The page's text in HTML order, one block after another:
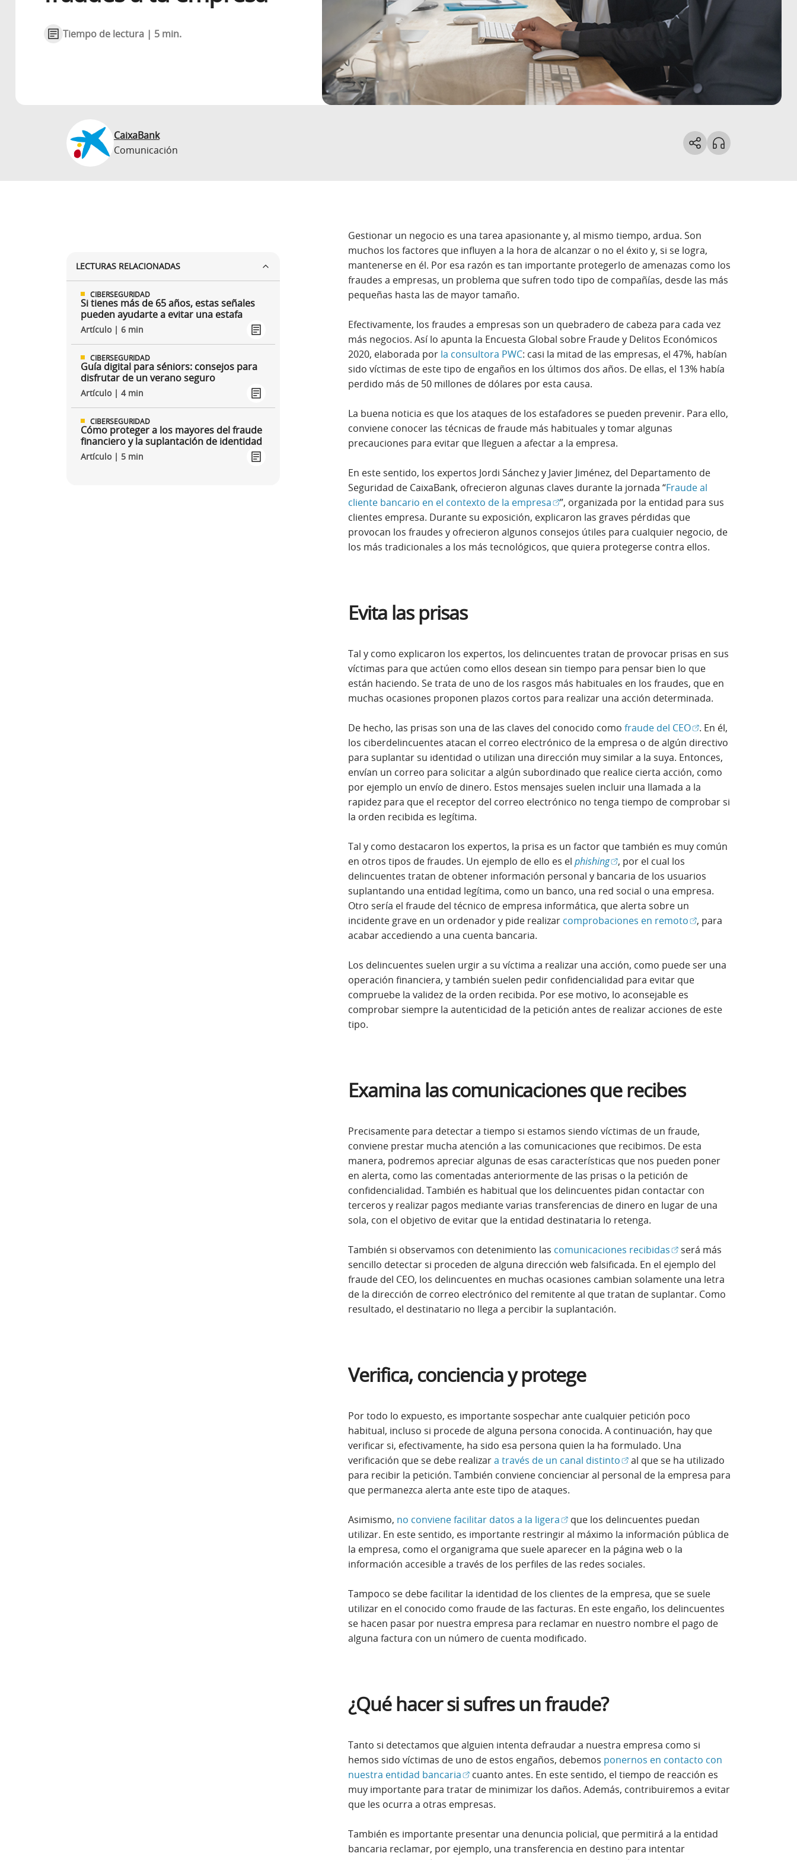
Tiempo de lectura | 5 min.
CaixaBank
Comunicación
LECTURAS RELACIONADAS
CIBERSEGURIDAD
Si tienes más de 65 años, estas señales
pueden ayudarte a evitar una estafa
Artículo | 6 min
CIBERSEGURIDAD
Guía digital para séniors: consejos para
disfrutar de un verano seguro
Artículo | 4 min
CIBERSEGURIDAD
Cómo proteger a los mayores del fraude
financiero y la suplantación de identidad
Artículo | 5 min
Gestionar un negocio es una tarea apasionante y, al mismo tiempo, ardua. Son
muchos los factores que influyen a la hora de alcanzar o no el éxito y, si se logra,
mantenerse en él. Por esa razón es tan importante protegerlo de amenazas como los
fraudes a empresas, un problema que sufren todo tipo de compañías, desde las más
pequeñas hasta las de mayor tamaño.
Efectivamente, los fraudes a empresas son un quebradero de cabeza para cada vez
más negocios. Así lo apunta la Encuesta Global sobre Fraude y Delitos Económicos
2020, elaborada por la consultora PWC: casi la mitad de las empresas, el 47%, habían
sido víctimas de este tipo de engaños en los últimos dos años. De ellas, el 13% había
perdido más de 50 millones de dólares por esta causa.
La buena noticia es que los ataques de los estafadores se pueden prevenir. Para ello,
conviene conocer las técnicas de fraude más habituales y tomar algunas
precauciones para evitar que lleguen a afectar a la empresa.
En este sentido, los expertos Jordi Sánchez y Javier Jiménez, del Departamento de
Seguridad de CaixaBank, ofrecieron algunas claves durante la jornada “Fraude al
cliente bancario en el contexto de la empresa(Abrir en ventana nueva)
”, organizada por la entidad para sus
clientes empresa. Durante su exposición, explicaron las graves pérdidas que
provocan los fraudes y ofrecieron algunos consejos útiles para cualquier negocio, de
los más tradicionales a los más tecnológicos, que quiera protegerse contra ellos.
Evita las prisas
Tal y como explicaron los expertos, los delincuentes tratan de provocar prisas en sus
víctimas para que actúen como ellos desean sin tiempo para pensar bien lo que
están haciendo. Se trata de uno de los rasgos más habituales en los fraudes, que en
muchas ocasiones proponen plazos cortos para realizar una acción determinada.
De hecho, las prisas son una de las claves del conocido como fraude del CEO(Abrir en ventana
. En él,
los ciberdelincuentes atacan el correo electrónico de la empresa o de algún directivo
para suplantar su identidad o utilizan una dirección muy similar a la suya. Entonces,
envían un correo para solicitar a algún subordinado que realice cierta acción, como
por ejemplo un envío de dinero. Estos mensajes suelen incluir una llamada a la
rapidez para que el receptor del correo electrónico no tenga tiempo de comprobar si
la orden recibida es legítima.
Tal y como destacaron los expertos, la prisa es un factor que también es muy común
en otros tipos de fraudes. Un ejemplo de ello es el phishing(Abrir en ventana nueva)
, por el cual los
delincuentes tratan de obtener información personal y bancaria de los usuarios
suplantando una entidad legítima, como un banco, una red social o una empresa.
Otro sería el fraude del técnico de empresa informática, que alerta sobre un
incidente grave en un ordenador y pide realizar comprobaciones en remoto(Abrir en ventana
, para
acabar accediendo a una cuenta bancaria.
Los delincuentes suelen urgir a su víctima a realizar una acción, como puede ser una
operación financiera, y también suelen pedir confidencialidad para evitar que
compruebe la validez de la orden recibida. Por ese motivo, lo aconsejable es
comprobar siempre la autenticidad de la petición antes de realizar acciones de este
tipo.
Examina las comunicaciones que recibes
Precisamente para detectar a tiempo si estamos siendo víctimas de un fraude,
conviene prestar mucha atención a las comunicaciones que recibimos. De esta
manera, podremos apreciar algunas de esas características que nos pueden poner
en alerta, como las comentadas anteriormente de las prisas o la petición de
confidencialidad. También es habitual que los delincuentes pidan contactar con
terceros y realizar pagos mediante varias transferencias de dinero en lugar de una
sola, con el objetivo de evitar que la entidad destinataria lo retenga.
También si observamos con detenimiento las comunicaciones recibidas(Abrir en ventana nueva)
será más
sencillo detectar si proceden de alguna dirección web falsificada. En el ejemplo del
fraude del CEO, los delincuentes en muchas ocasiones cambian solamente una letra
de la dirección de correo electrónico del remitente al que tratan de suplantar. Como
resultado, el destinatario no llega a percibir la suplantación.
Verifica, conciencia y protege
Por todo lo expuesto, es importante sospechar ante cualquier petición poco
habitual, incluso si procede de alguna persona conocida. A continuación, hay que
verificar si, efectivamente, ha sido esa persona quien la ha formulado. Una
verificación que se debe realizara través de un canal distinto(Abrir en ventana nueva)
al que se ha utilizado
para recibir la petición. También conviene concienciar al personal de la empresa para
que permanezca alerta ante este tipo de ataques.
Asimismo, no conviene facilitar datos a la ligera(Abrir en ventana nueva)
que los delincuentes puedan
utilizar. En este sentido, es importante restringir al máximo la información pública de
la empresa, como el organigrama que suele aparecer en la página web o la
información accesible a través de los perfiles de las redes sociales.
Tampoco se debe facilitar la identidad de los clientes de la empresa, que se suele
utilizar en el conocido como fraude de las facturas. En este engaño, los delincuentes
se hacen pasar por nuestra empresa para reclamar en nuestro nombre el pago de
alguna factura con un número de cuenta modificado.
¿Qué hacer si sufres un fraude?
Tanto si detectamos que alguien intenta defraudar a nuestra empresa como si
hemos sido víctimas de uno de estos engaños, debemos ponernos en contacto con
nuestra entidad bancaria(Abrir en ventana nueva)
cuanto antes. En este sentido, el tiempo de reacción es
muy importante para tratar de minimizar los daños. Además, contribuiremos a evitar
que les ocurra a otras empresas.
También es importante presentar una denuncia policial, que permitirá a la entidad
bancaria reclamar, por ejemplo, una transferencia en destino para intentar